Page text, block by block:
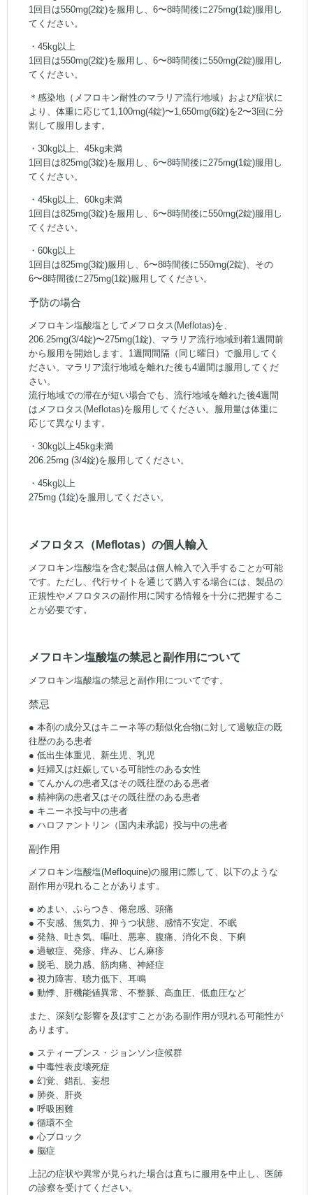
1回目は550mg(2錠)を服用し、6〜8時間後に275mg(1錠)服用し
てください。
・45kg以上
1回目は550mg(2錠)を服用し、6〜8時間後に550mg(2錠)服用し
てください。
＊感染地（メフロキン耐性のマラリア流行地域）および症状に
より、体重に応じて1,100mg(4錠)〜1,650mg(6錠)を2〜3回に分
割して服用します。
・30kg以上、45kg未満
1回目は825mg(3錠)を服用し、6〜8時間後に275mg(1錠)服用し
てください。
・45kg以上、60kg未満
1回目は825mg(3錠)を服用し、6〜8時間後に550mg(2錠)服用し
てください。
・60kg以上
1回目は825mg(3錠)服用し、6〜8時間後に550mg(2錠)、その
6〜8時間後に275mg(1錠)服用してください。
予防の場合
メフロキン塩酸塩としてメフロタス(Meflotas)を、
206.25mg(3/4錠)〜275mg(1錠)、マラリア流行地域到着1週間前
から服用を開始します。1週間間隔（同じ曜日）で服用してく
ださい。マラリア流行地域を離れた後も4週間は服用してくだ
さい。
流行地域での滞在が短い場合でも、流行地域を離れた後4週間
はメフロタス(Meflotas)を服用してください。服用量は体重に
応じて異なります。
・30kg以上45kg未満
206.25mg (3/4錠)を服用してください。
・45kg以上
275mg (1錠)を服用してください。
メフロタス（Meflotas）の個人輸入
メフロキン塩酸塩を含む製品は個人輸入で入手することが可能
です。ただし、代行サイトを通じて購入する場合には、製品の
正規性やメフロタスの副作用に関する情報を十分に把握するこ
とが必要です。
メフロキン塩酸塩の禁忌と副作用について
メフロキン塩酸塩の禁忌と副作用についてです。
禁忌
● 本剤の成分又はキニーネ等の類似化合物に対して過敏症の既
往歴のある患者
● 低出生体重児、新生児、乳児
● 妊婦又は妊娠している可能性のある女性
● てんかんの患者又はその既往歴のある患者
● 精神病の患者又はその既往歴のある患者
● キニーネ投与中の患者
● ハロファントリン（国内未承認）投与中の患者
副作用
メフロキン塩酸塩(Mefloquine)の服用に際して、以下のような
副作用が現れることがあります。
● めまい、ふらつき、倦怠感、頭痛
● 不安感、無気力、抑うつ状態、感情不安定、不眠
● 発熱、吐き気、嘔吐、悪寒、腹痛、消化不良、下痢
● 過敏症、発疹、痒み、じん麻疹
● 脱毛、脱力感、筋肉痛、神経症
● 視力障害、聴力低下、耳鳴
● 動悸、肝機能値異常、不整脈、高血圧、低血圧など
また、深刻な影響を及ぼすことがある副作用が現れる可能性が
あります。
● スティーブンス・ジョンソン症候群
● 中毒性表皮壊死症
● 幻覚、錯乱、妄想
● 肺炎、肝炎
● 呼吸困難
● 循環不全
● 心ブロック
● 脳症
上記の症状や異常が見られた場合は直ちに服用を中止し、医師
の診察を受けてください。